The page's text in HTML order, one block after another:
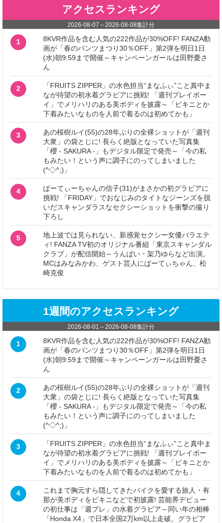
アクセスランキング
2026-08-07 ～2026-08-08集計分
1
8KVR作品を含む人気の222作品が30%OFF! FANZA動
画が「春のパンツまつり30％OFF」第2弾を明日1日
(水)朝9:59まで開催～キャンペーンガールは田野憂さ
ん
2
「FRUITS ZIPPER」の水色担当“まなふぃ”こと真中ま
なが待望の初水着グラビアに挑戦! 「週刊プレイボー
イ」でメリハリのある美ボディを披露～「ビキニとか
下着みたいなものを人前で着るのは初めてかも」
3
あの桜樹ルイ(55)の28年ぶりの全裸ショットが「週刊
大衆」の袋とじに! 長らく絶版となっていた写真集
「櫻 - SAKURA -」もデジタル限定で発売～「今の私
もみたい！という声に調子にのってしまいました
(^◇^;)」
4
ぱーてぃーちゃんの信子(31)がまさかの初グラビアに
挑戦! 「FRIDAY」でおなじみのタイトなジーンズを脱
いだスキャンダラスなセクシーショットを衝撃の撮り
下ろし
5
地上波では見られない、新感覚セクシー女優バラエテ
ィ! FANZA TV初のオリジナル番組「東京スキャンダル
クラブ」が配信開始～うんぱい・架乃ゆらなど出演。
MCはみなみかわ、ゲスト芸人にぱーてぃちゃん、松
崎克俊
1週間のアクセスランキング
2026-08-01 ～2026-08-08集計分
1
8KVR作品を含む人気の222作品が30%OFF! FANZA動
画が「春のパンツまつり30％OFF」第2弾を明日1日
(水)朝9:59まで開催～キャンペーンガールは田野憂さ
ん
2
あの桜樹ルイ(55)の28年ぶりの全裸ショットが「週刊
大衆」の袋とじに! 長らく絶版となっていた写真集
「櫻 - SAKURA -」もデジタル限定で発売～「今の私
もみたい！という声に調子にのってしまいました
(^◇^;)」
3
「FRUITS ZIPPER」の水色担当“まなふぃ”こと真中ま
なが待望の初水着グラビアに挑戦! 「週刊プレイボー
イ」でメリハリのある美ボディを披露～「ビキニとか
下着みたいなものを人前で着るのは初めてかも」
4
これまで胸元すら隠してきたバイクを愛する旅人・有
那が美ボディをビキニなどで初披露! 芸能界デビュー
の初仕事は「週プレ」の水着グラビア～同い年の相棒
「Honda X4」で日本全国2万km以上走破。グラビア